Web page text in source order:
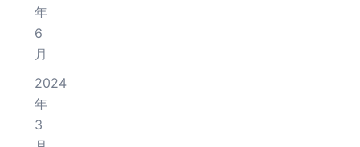
年
6
月
2024
年
3